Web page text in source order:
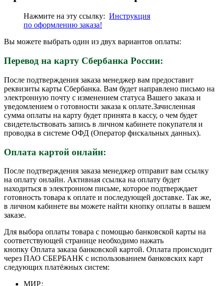
Нажмите на эту ссылку: Инструкция
по оформлению заказа!
Вы можете выбрать один из двух вариантов оплаты:
Перевод на карту Сбербанка России:
После подтверждения заказа менеджер вам предоставит
реквизиты карты Сбербанка. Вам будет направлено письмо на
электронную почту с изменением статуса Вашего заказа и
уведомлением о готовности заказа к оплате.Зачисленная
сумма оплаты на карту будет принята в кассу, о чем будет
свидетельствовать запись в личном кабинете покупателя и
проводка в системе ОФД (Оператор фискальных данных).
Оплата картой онлайн:
После подтверждения заказа менеджер отправит вам ссылку
на оплату онлайн. Активная ссылка на оплату будет
находиться в электронном письме, которое подтверждает
готовность товара к оплате и последующей доставке. Так же,
в личном кабинете вы можете найти кнопку оплаты в вашем
заказе.
Для выбора оплаты товара с помощью банковской карты на
соответствующей странице необходимо нажать
кнопку Оплата заказа банковской картой. Оплата происходит
через ПАО СБЕРБАНК с использованием банковских карт
следующих платёжных систем:
МИР;